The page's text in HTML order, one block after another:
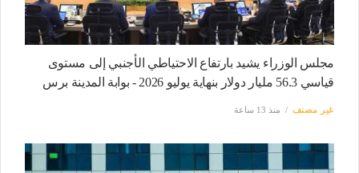
مجلس الوزراء يشيد بارتفاع الاحتياطي الأجنبي إلى مستوى
قياسي 56.3 مليار دولار بنهاية يوليو 2026 - بوابة المدينة برس
غير مصنف منذ 13 ساعة